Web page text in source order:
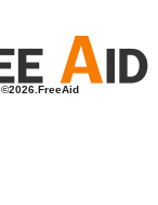
©2026.FreeAid